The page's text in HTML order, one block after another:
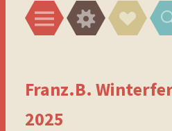
Menü WidgetsSocial-
Links
Franz.B.
2025